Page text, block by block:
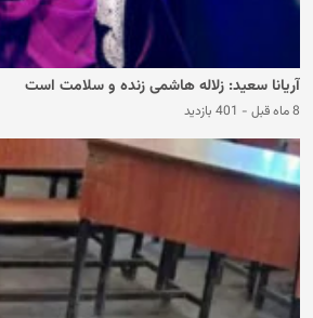
آریانا سعید: زلاله هاشمی زنده و سلامت است
8 ماه قبل - 401 بازدید